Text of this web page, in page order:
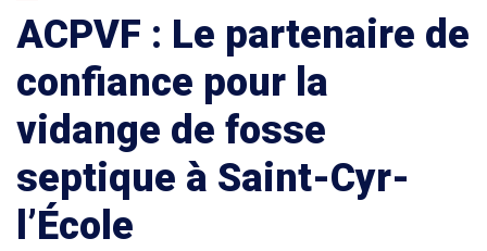
ACPVF : Le partenaire de
confiance pour la
vidange de fosse
septique à Saint-Cyr-
l’École